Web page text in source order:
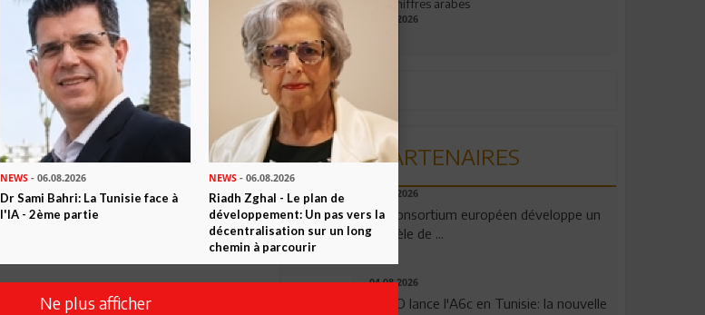
Envoyer
aux chiffres arabes
09.07.2026
PARTENAIRES
06.08.2026
Un consortium européen développe un
modèle de ...
04.08.2026
OPPO lance l'A6c en Tunisie: la nouvelle
NEWS - 06.08.2026
Dr Sami Bahri: La Tunisie face à
l'IA - 2ème partie
NEWS- 06.08.2026
Riadh Zghal - Le plan de
développement: Un pas vers la
décentralisation sur un long
chemin à parcourir
Ne plus afficher